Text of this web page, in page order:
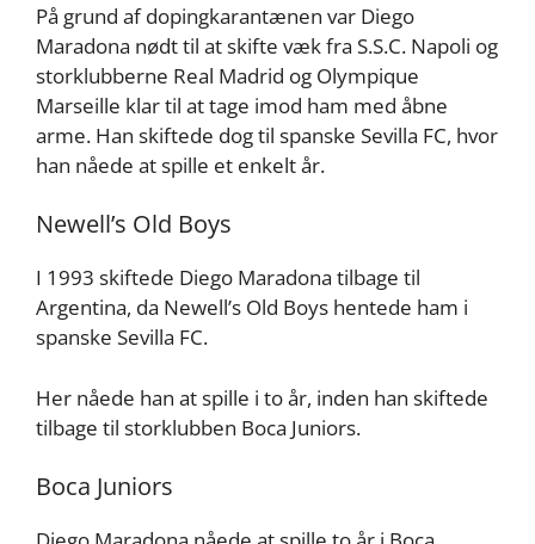
På grund af dopingkarantænen var Diego
Maradona nødt til at skifte væk fra S.S.C. Napoli og
storklubberne Real Madrid og Olympique
Marseille klar til at tage imod ham med åbne
arme. Han skiftede dog til spanske Sevilla FC, hvor
han nåede at spille et enkelt år.
Newell’s Old Boys
I 1993 skiftede Diego Maradona tilbage til
Argentina, da Newell’s Old Boys hentede ham i
spanske Sevilla FC.
Her nåede han at spille i to år, inden han skiftede
tilbage til storklubben Boca Juniors.
Boca Juniors